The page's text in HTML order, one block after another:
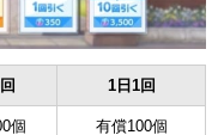
1日1回
個 有償100個